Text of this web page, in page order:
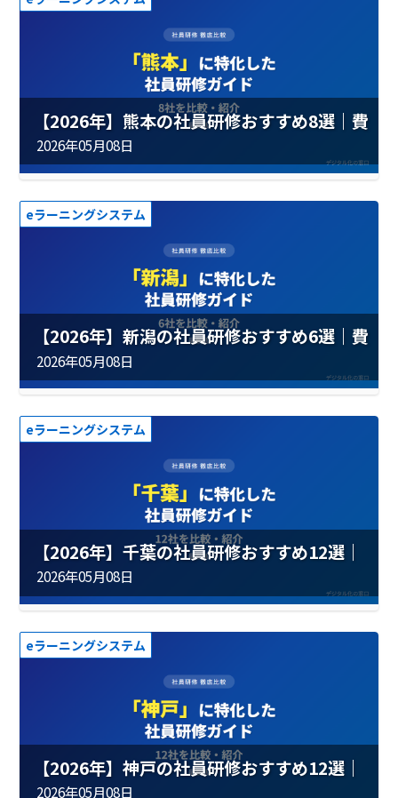
【2026年】熊本の社員研修おすすめ8選｜費
用・実績を徹底比較
2026年05月08日
eラーニングシステム
【2026年】新潟の社員研修おすすめ6選｜費
用・実績を徹底比較
2026年05月08日
eラーニングシステム
【2026年】千葉の社員研修おすすめ12選｜
費用・実績を徹底比較
2026年05月08日
eラーニングシステム
【2026年】神戸の社員研修おすすめ12選｜
2026年05月08日